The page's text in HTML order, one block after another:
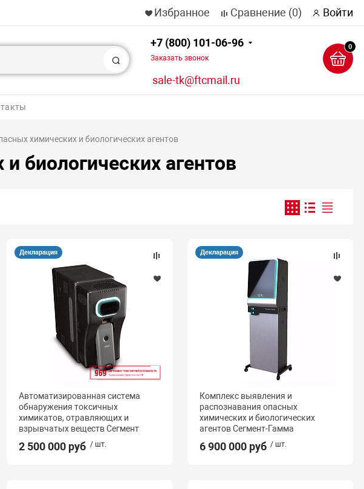
Избранное Сравнение (0) Войти
Поиск
+7 (800) 101-06-96
Заказать звонок
sale-tk@ftcmail.ru
0
химических и биологических агентов
биологических агентов
Декларация
Автоматизированная система
обнаружения токсичных
химикатов, отравляющих и
взрывчатых веществ Сегмент
2 500 000 руб / шт.
Декларация
Комплекс выявления и
распознавания опасных
химических и биологических
агентов Сегмент-Гамма
6 900 000 руб / шт.